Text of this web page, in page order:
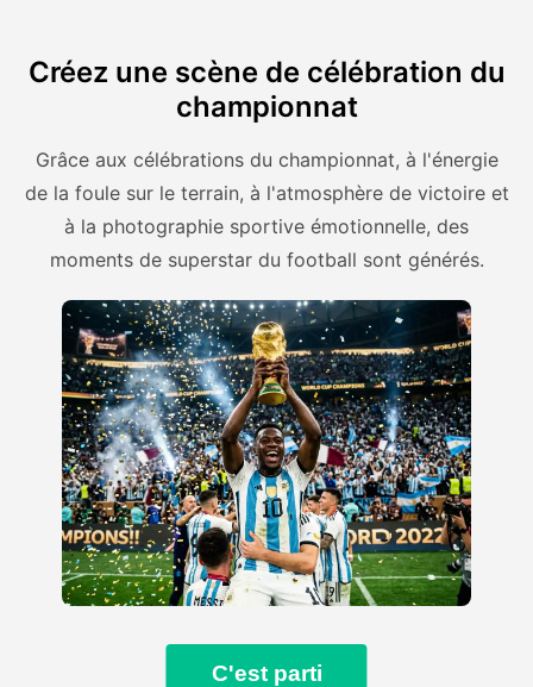
Créez une scène de célébration du
championnat
Grâce aux célébrations du championnat, à l'énergie
de la foule sur le terrain, à l'atmosphère de victoire et
à la photographie sportive émotionnelle, des
moments de superstar du football sont générés.
C'est parti